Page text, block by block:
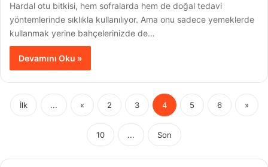
Hardal otu bitkisi, hem sofralarda hem de doğal tedavi
yöntemlerinde sıklıkla kullanılıyor. Ama onu sadece yemeklerde
kullanmak yerine bahçelerinizde de…
Devamını Oku »
İlk ... « 2 3 4 5 6 »
10 ... Son